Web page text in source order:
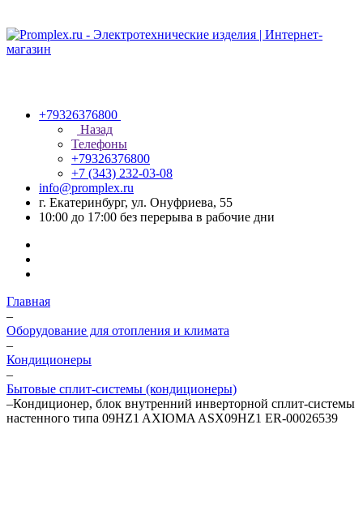
+79326376800
Назад
Телефоны
+79326376800
+7 (343) 232-03-08
info@promplex.ru
г. Екатеринбург, ул. Онуфриева, 55
10:00 до 17:00 без перерыва в рабочие дни
Главная
–
Оборудование для отопления и климата
–
Кондиционеры
–
Бытовые сплит-системы (кондиционеры)
–Кондиционер, блок внутренний инверторной сплит-системы
настенного типа 09HZ1 AXIOMA ASX09HZ1 ER-00026539